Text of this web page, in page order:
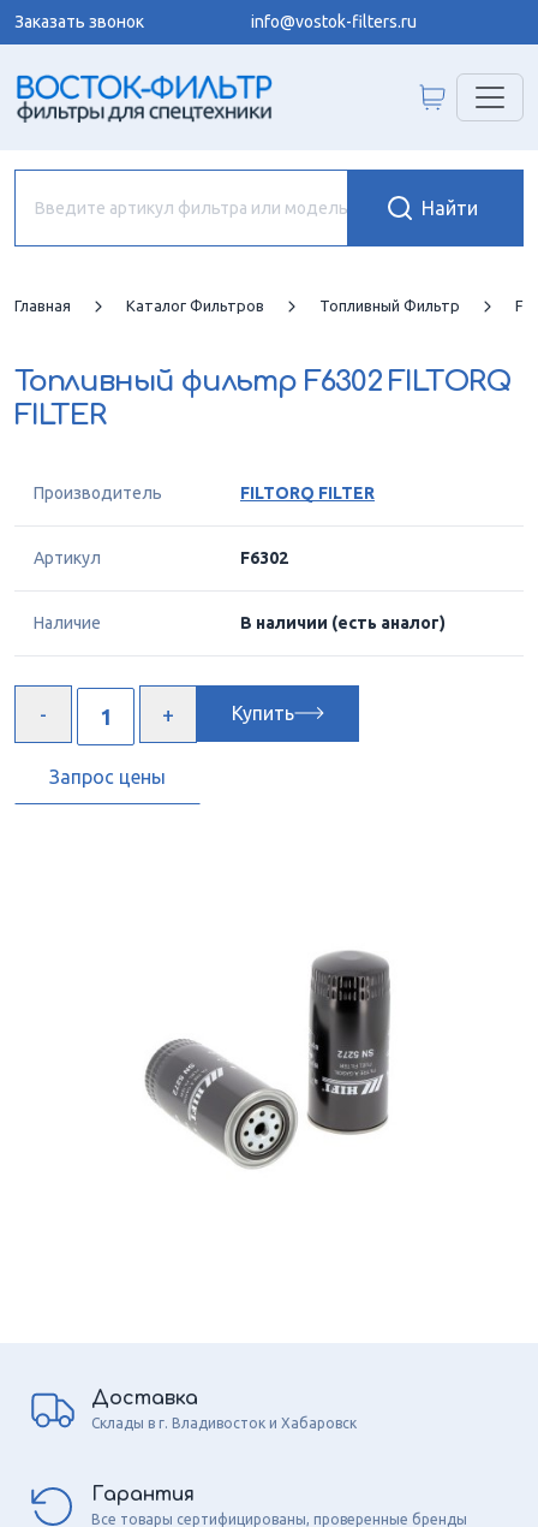
Заказать звонок info@vostok-filters.ru
Главная Каталог Фильтров Топливный Фильтр
Топливный фильтр F6302 FILTORQ
FILTER
Производитель FILTORQ FILTER
Артикул F6302
Наличие В наличии (есть аналог)
Купить
Запрос цены
Доставка
Склады в г. Владивосток и Хабаровск
Гарантия
Все товары сертифицированы, проверенные бренды